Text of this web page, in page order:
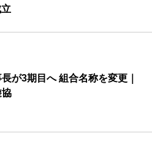
が3期目へ 組合名称を変更｜